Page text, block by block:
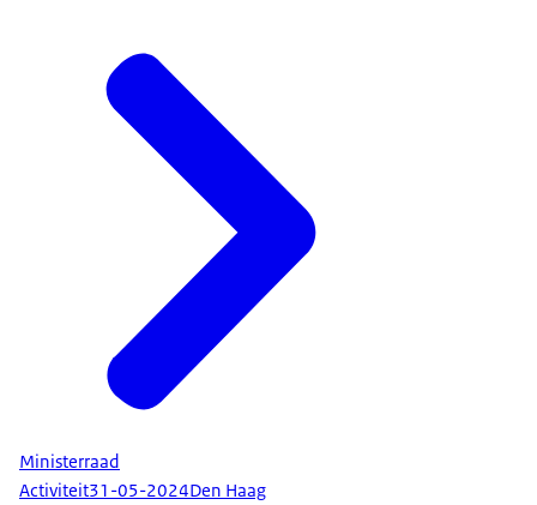
Ministerraad
Activiteit31-05-2024Den Haag